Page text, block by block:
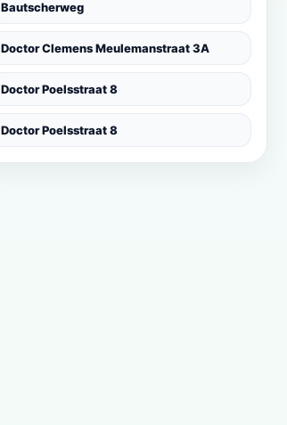
Bautscherweg
Doctor Clemens Meulemanstraat 3A
Doctor Poelsstraat 8
Doctor Poelsstraat 8